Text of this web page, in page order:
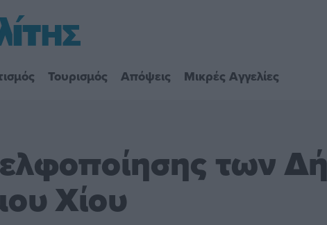
Τουρισμός Απόψεις Μικρές Αγγελίες
των
Χίου